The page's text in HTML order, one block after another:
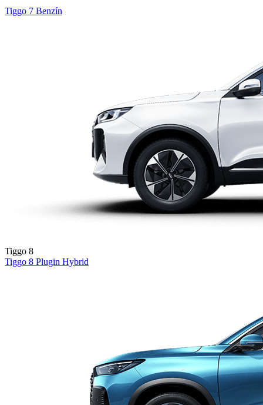
Tiggo 7 Benzín
Tiggo 8
Tiggo 8 Plugin Hybrid